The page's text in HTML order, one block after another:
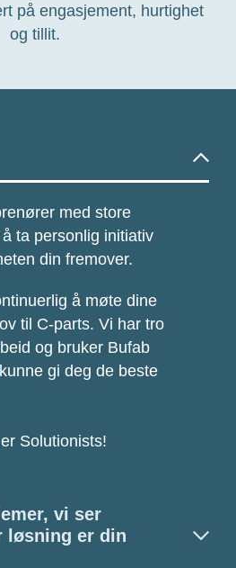
på engasjement, hurtighet
og tillit.
med store
ta personlig initiativ
din fremover.
å møte dine
til C-parts. Vi har tro
og bruker Bufab
gi deg de beste
Solutionists!
vi ser
løsning er din